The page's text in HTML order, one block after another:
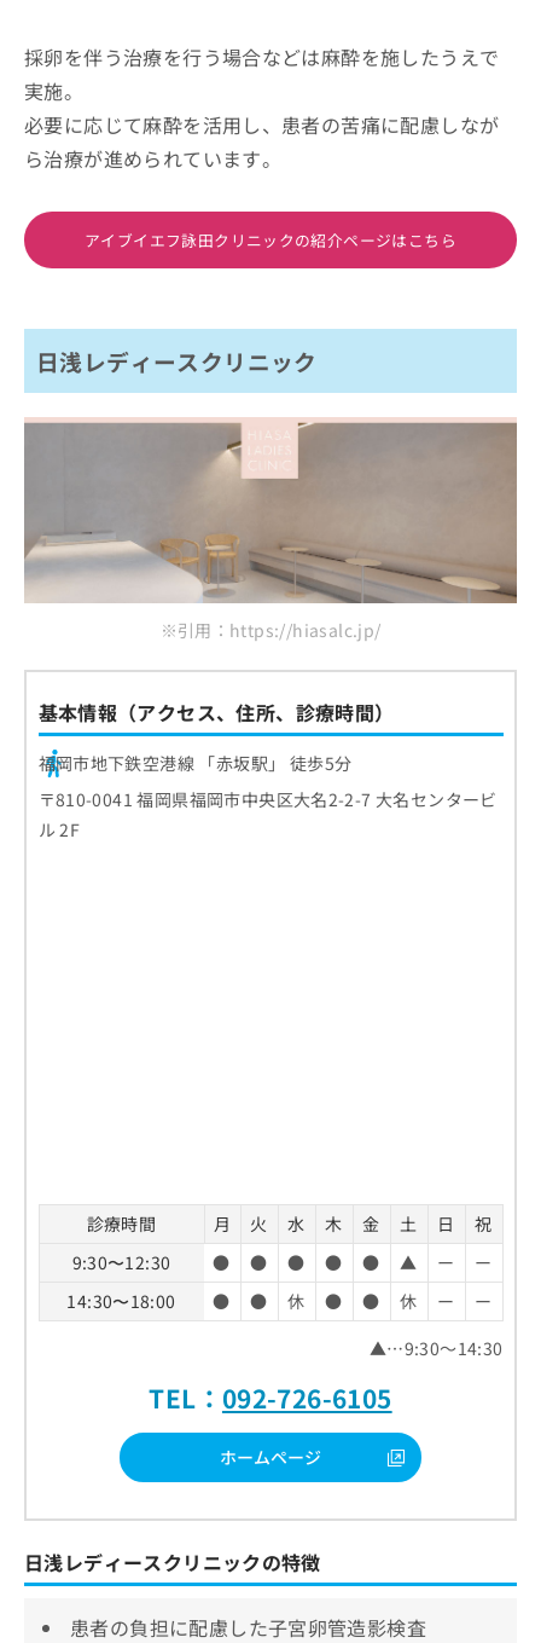
採卵を伴う治療を行う場合などは麻酔を施したうえで
実施。
必要に応じて麻酔を活用し、患者の苦痛に配慮しなが
ら治療が進められています。
アイブイエフ詠田クリニックの紹介ページはこちら
日浅レディースクリニック
※引用：https://hiasalc.jp/
基本情報（アクセス、住所、診療時間）
福岡市地下鉄空港線 「赤坂駅」 徒歩5分
〒810-0041 福岡県福岡市中央区大名2-2-7 大名センタービ
ル 2F
診療時間 月 火 水 木 金 土 日
祝
9:30〜12:30
● ● ● ● ● ▲ ー
ー
14:30〜18:00
● ● 休 ● ● 休 ー
ー
▲…9:30～14:30
TEL： 092-726-6105
ホームページ
日浅レディースクリニックの特徴
患者の負担に配慮した子宮卵管造影検査